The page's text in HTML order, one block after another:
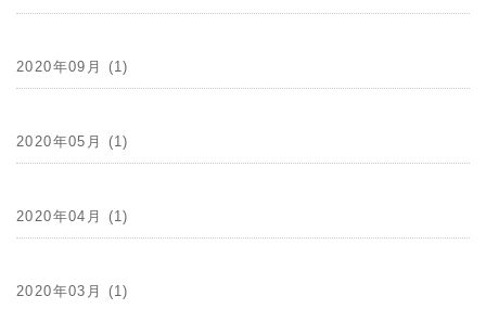
2020年09月 (1)
2020年05月 (1)
2020年04月 (1)
2020年03月 (1)